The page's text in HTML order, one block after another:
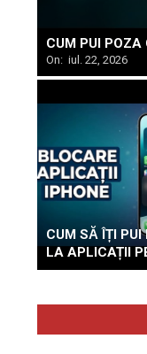
CUM PUI POZA
On: iul. 22, 2026
CUM SĂ ÎȚI PUI
LA APLICAȚII